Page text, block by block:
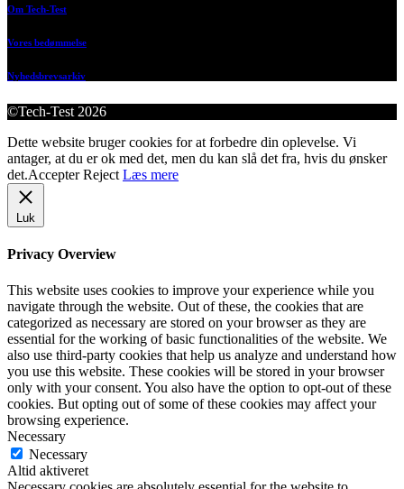
Om Tech-Test
Vores bedømmelse
Nyhedsbrevsarkiv
©Tech-Test 2026
Dette website bruger cookies for at forbedre din oplevelse. Vi
antager, at du er ok med det, men du kan slå det fra, hvis du ønsker
det.Accepter Reject Læs mere
Luk
Privacy Overview
This website uses cookies to improve your experience while you
navigate through the website. Out of these, the cookies that are
categorized as necessary are stored on your browser as they are
essential for the working of basic functionalities of the website. We
also use third-party cookies that help us analyze and understand how
you use this website. These cookies will be stored in your browser
only with your consent. You also have the option to opt-out of these
cookies. But opting out of some of these cookies may affect your
browsing experience.
Necessary
Necessary
Altid aktiveret